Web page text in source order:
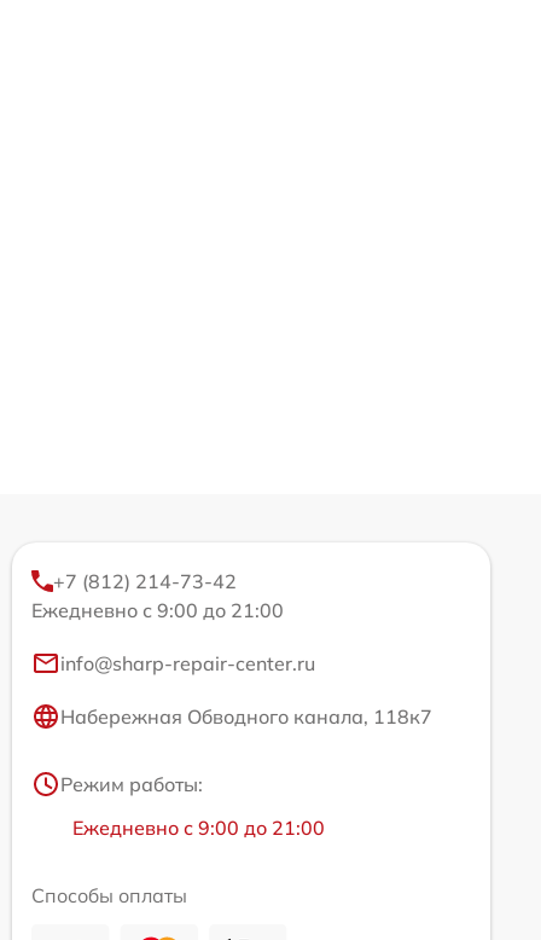
+7 (812) 214-73-42
Ежедневно с 9:00 до 21:00
info@sharp-repair-center.ru
Набережная Обводного канала, 118к7
Режим работы:
Ежедневно с 9:00 до 21:00
Способы оплаты